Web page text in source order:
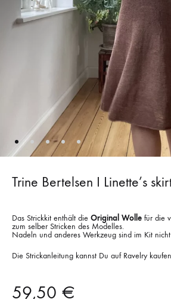
Trine Bertelsen I Linette’s
Das Strickkit enthält die Original Wolle für die
zum selber Stricken des Modelles.
Nadeln und anderes Werkzeug sind im Kit
Die Strickanleitung kannst Du auf Ravelry
59,50 €